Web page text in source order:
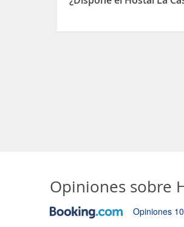
Opiniones sobre
Opiniones